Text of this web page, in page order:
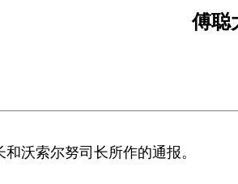
傅聪
沃索尔努司长所作的通报。